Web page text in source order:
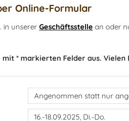
Online-Formular
in unserer Geschäftsstelle an oder
* markierten Felder aus. Vielen